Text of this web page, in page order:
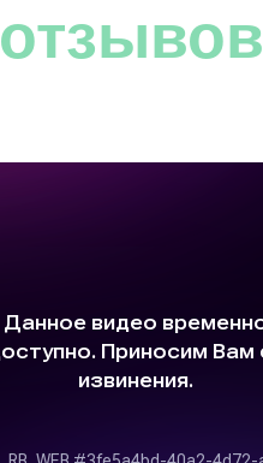
отзывов